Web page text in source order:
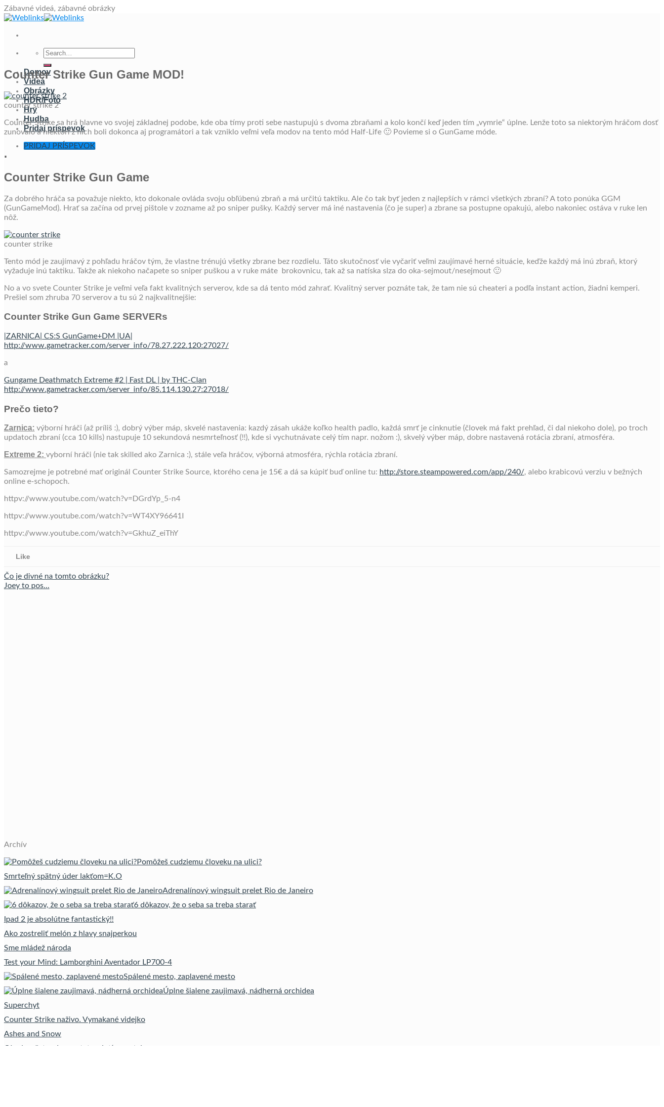
Zábavné videá, zábavné obrázkySkip
Domov
Videá
Obrázky
HDR/Foto
Hry
Hudba
Pridaj príspevok
PRIDAJ PRÍSPEVOK
Counter Strike Gun Game MOD!
counter strike 2
Counter Strike sa hrá hlavne vo svojej základnej podobe, kde oba tímy proti sebe nastupujú s dvoma zbraňami a kolo končí keď jeden tím „vymrie“ úplne. Lenže toto sa niektorým hráčom dosť
zunovalo a niektorí z nich boli dokonca aj programátori a tak vzniklo veľmi veľa modov na tento mód Half-Life 🙂 Povieme si o GunGame móde.
.
Counter Strike Gun Game
Za dobrého hráča sa považuje niekto, kto dokonale ovláda svoju obľúbenú zbraň a má určitú taktiku. Ale čo tak byť jeden z najlepších v rámci všetkých zbraní? A toto ponúka GGM
(GunGameMod). Hrať sa začína od prvej pištole v zozname až po sniper pušky. Každý server má iné nastavenia (čo je super) a zbrane sa postupne opakujú, alebo nakoniec ostáva v ruke len
nôž.
counter strike
Tento mód je zaujímavý z pohľadu hráčov tým, že vlastne trénujú všetky zbrane bez rozdielu. Táto skutočnosť vie vyčariť veľmi zaujímavé herné situácie, keďže každý má inú zbraň, ktorý
vyžaduje inú taktiku. Takže ak niekoho načapete so sniper puškou a v ruke máte brokovnicu, tak až sa natíska slza do oka-sejmout/nesejmout 🙂
No a vo svete Counter Strike je veľmi veľa fakt kvalitných serverov, kde sa dá tento mód zahrať. Kvalitný server poznáte tak, že tam nie sú cheateri a podľa instant action, žiadni kemperi.
Prešiel som zhruba 70 serverov a tu sú 2 najkvalitnejšie:
Counter Strike Gun Game SERVERs
|ZARNICA| CS:S GunGame+DM |UA|
http://www.gametracker.com/server_info/78.27.222.120:27027/
a
Gungame Deathmatch Extreme #2 | Fast DL | by THC-Clan
http://www.gametracker.com/server_info/85.114.130.27:27018/
Prečo tieto?
Zarnica: výborní hráči (až príliš :), dobrý výber máp, skvelé nastavenia: kazdý zásah ukáže koľko health padlo, každá smrť je cinknutie (človek má fakt prehľad, či dal niekoho dole), po troch
updatoch zbraní (cca 10 kills) nastupuje 10 sekundová nesmrteľnosť (!!), kde si vychutnávate celý tím napr. nožom :), skvelý výber máp, dobre nastavená rotácia zbraní, atmosféra.
Extreme 2: vyborní hráči (nie tak skilled ako Zarnica :), stále veľa hráčov, výborná atmosféra, rýchla rotácia zbraní.
Samozrejme je potrebné mať originál Counter Strike Source, ktorého cena je 15€ a dá sa kúpiť buď online tu: http://store.steampowered.com/app/240/, alebo krabicovú verziu v bežných
online e-schopoch.
httpv://www.youtube.com/watch?v=DGrdYp_5-n4
httpv://www.youtube.com/watch?v=WT4XY96641I
httpv://www.youtube.com/watch?v=GkhuZ_eiThY
Like
Čo je divné na tomto obrázku?
Joey to pos…
Archív
Pomôžeš cudziemu človeku na ulici?
Smrteľný spätný úder lakťom=K.O
Adrenalínový wingsuit prelet Rio de Janeiro
6 dôkazov, že o seba sa treba starať
Ipad 2 je absolútne fantastický!!
Ako zostreliť melón z hlavy snajperkou
Sme mládež národa
Test your Mind: Lamborghini Aventador LP700-4
Spálené mesto, zaplavené mesto
Úplne šialene zaujimavá, nádherná orchidea
Superchyt
Counter Strike naživo. Vymakané videjko
Ashes and Snow
Obed, vyšetrenie prostaty a intímny styk naraz